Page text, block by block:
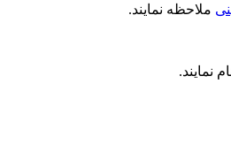
ملاحظه نمایند.
نمایند.